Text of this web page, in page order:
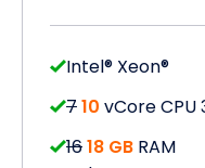
Intel® Xeon®
710 vCore CPU
1618 GB RAM